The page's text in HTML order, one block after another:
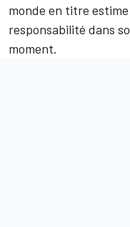
monde en titre
responsabilité dans
moment.